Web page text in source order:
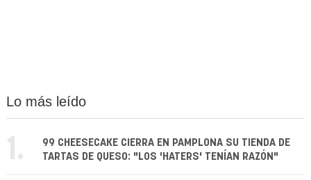
Lo más leído
1.
99 CHEESECAKE CIERRA EN PAMPLONA SU TIENDA DE
TARTAS DE QUESO: "LOS 'HATERS' TENÍAN RAZÓN"